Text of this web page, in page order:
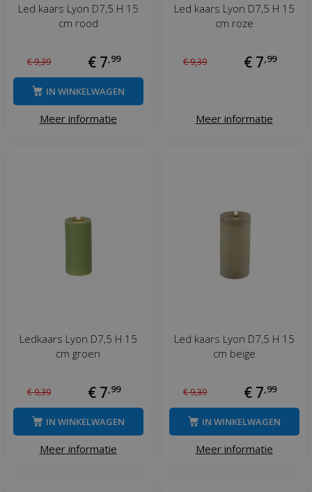
Led kaars Lyon D7,5 H 15
cm rood
€9,39 € 7 99
Meer informatie
IN WINKELWAGEN
Led kaars Lyon D7,5 H 15
cm roze
€9,39 € 7 99
Meer informatie
Ledkaars Lyon D7,5 H 15
cm groen
€9,39 € 7 99
Meer informatie
IN WINKELWAGEN
Led kaars Lyon D7,5 H 15
cm beige
€9,39 € 7 99
Meer informatie
IN WINKELWAGEN